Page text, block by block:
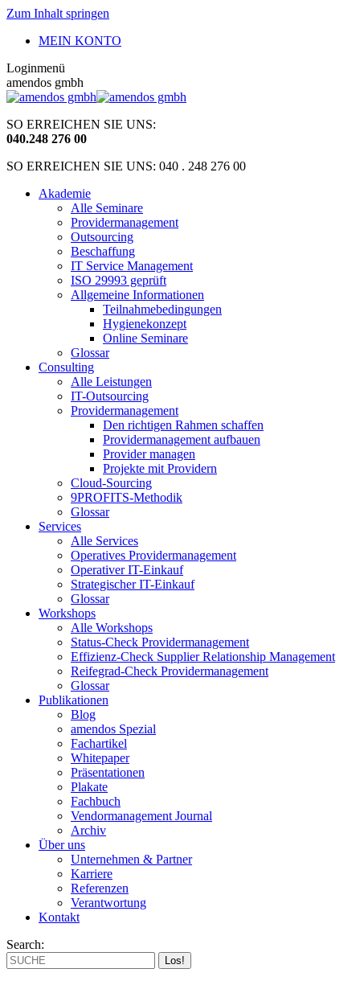
Zum Inhalt springen
MEIN KONTO
Loginmenü
amendos gmbh
SO ERREICHEN SIE UNS:
040.248 276 00
SO ERREICHEN SIE UNS: 040 . 248 276 00
Akademie
Alle Seminare
Providermanagement
Outsourcing
Beschaffung
IT Service Management
ISO 29993 geprüft
Allgemeine Informationen
Teilnahmebedingungen
Hygienekonzept
Online Seminare
Glossar
Consulting
Alle Leistungen
IT-Outsourcing
Providermanagement
Den richtigen Rahmen schaffen
Providermanagement aufbauen
Provider managen
Projekte mit Providern
Cloud-Sourcing
9PROFITS-Methodik
Glossar
Services
Alle Services
Operatives Providermanagement
Operativer IT-Einkauf
Strategischer IT-Einkauf
Glossar
Workshops
Alle Workshops
Status-Check Providermanagement
Effizienz-Check Supplier Relationship Management
Reifegrad-Check Providermanagement
Glossar
Publikationen
Blog
amendos Spezial
Fachartikel
Whitepaper
Präsentationen
Plakate
Fachbuch
Vendormanagement Journal
Archiv
Über uns
Unternehmen & Partner
Karriere
Referenzen
Verantwortung
Kontakt
Search: